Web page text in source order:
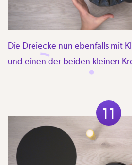
Die Dreiecke nun ebenfalls mit
und einen der beiden kleinen
11